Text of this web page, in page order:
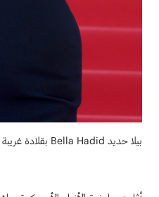
بيلا حديد Bella Hadid بقلادة غريبة الشكل وأقراط شوبارد Chopard